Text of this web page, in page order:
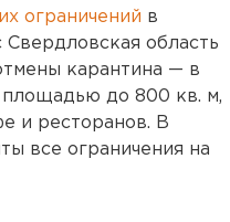
ограничений в
Свердловская область
карантина — в
площадью до 800 кв. м,
и ресторанов. В
все ограничения на